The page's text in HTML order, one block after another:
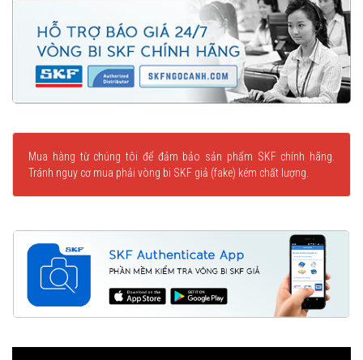
Mua hàng từ chúng tôi để đảm bảo sản phẩm SKF chính hãng.
Tránh nguy cơ mua phải vòng bi SKF giả (fake) kém chất lượng.